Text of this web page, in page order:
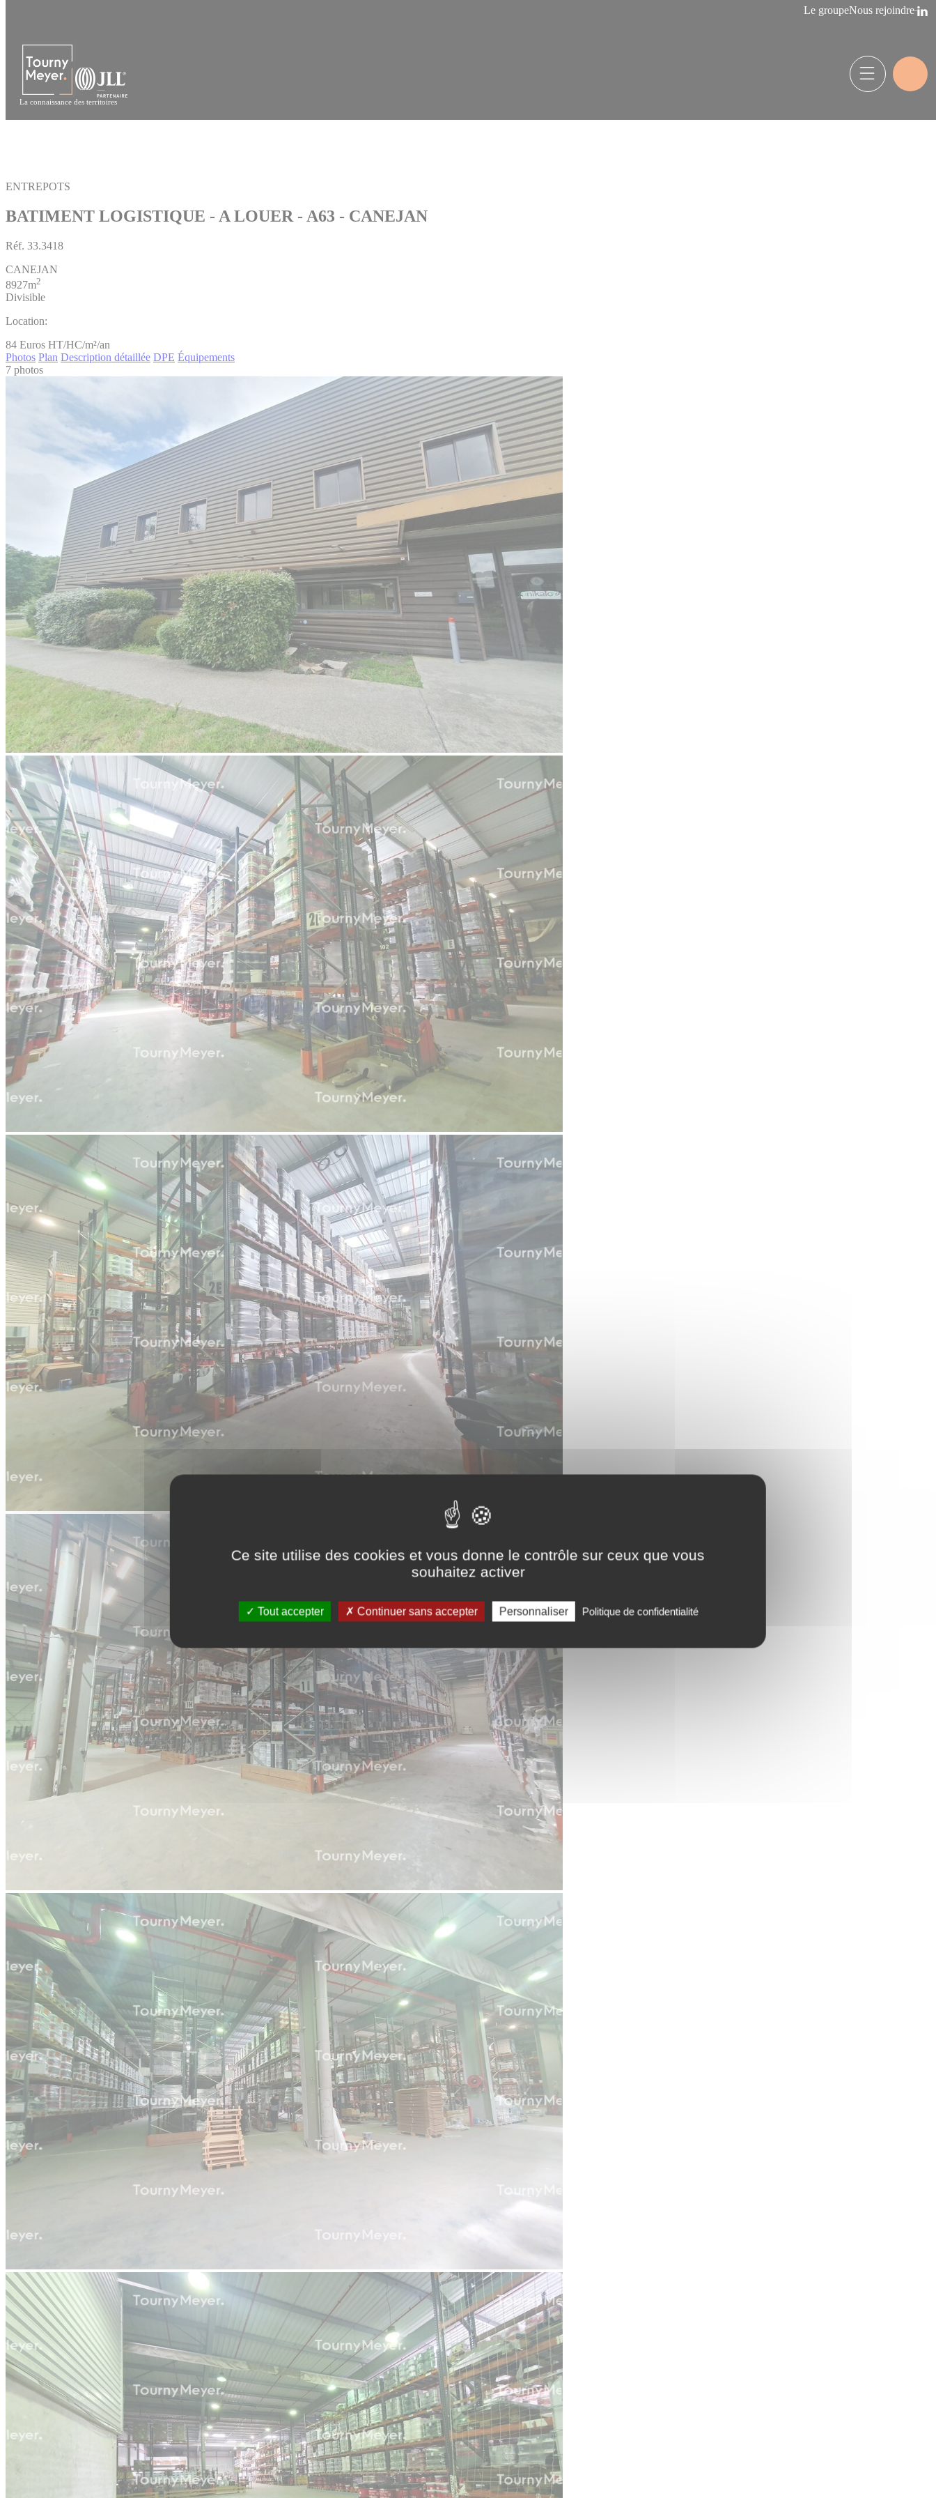
Ce site utilise des cookies et vous donne le contrôle sur ceux que vous
souhaitez activer
Tout accepter Continuer sans accepter Personnaliser Politique de confidentialité
Le groupeNous rejoindre
La connaissance des territoires
ENTREPOTS
BATIMENT LOGISTIQUE - A LOUER - A63 - CANEJAN
Réf. 33.3418
CANEJAN
8927m2
Divisible
Location:
84 Euros HT/HC/m²/an
Photos Plan Description détaillée DPE Équipements
7 photos